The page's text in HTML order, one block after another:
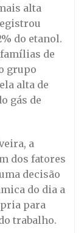
alta
do etanol.
de
grupo
alta de
gás de
a
dos fatores
decisão
do dia a
para
trabalho.